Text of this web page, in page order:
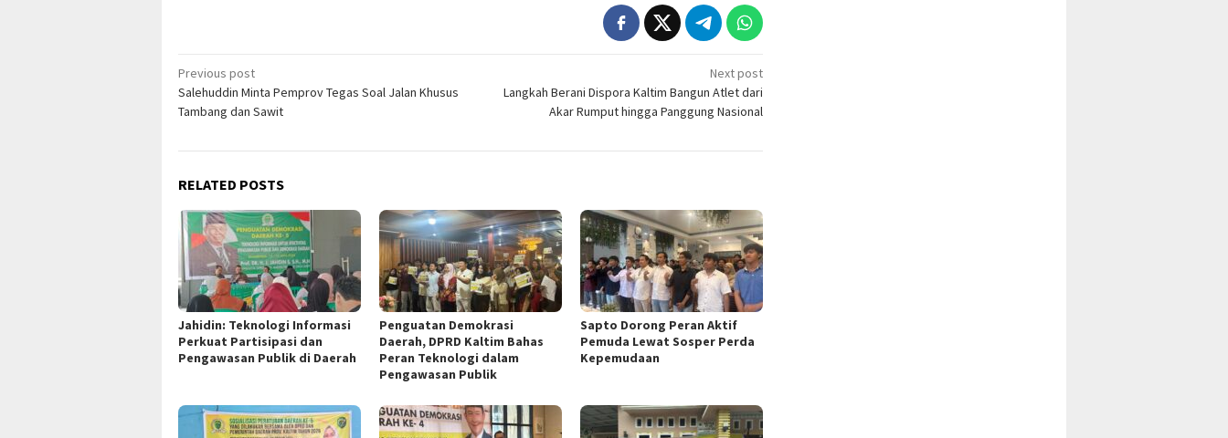
Post
navigation
Previous post
Salehuddin Minta Pemprov Tegas Soal Jalan Khusus
Tambang dan Sawit
Next post
Langkah Berani Dispora Kaltim Bangun Atlet dari
Akar Rumput hingga Panggung Nasional
RELATED POSTS
Jahidin: Teknologi Informasi
Perkuat Partisipasi dan
Pengawasan Publik di Daerah
Penguatan Demokrasi
Daerah, DPRD Kaltim Bahas
Peran Teknologi dalam
Pengawasan Publik
Sapto Dorong Peran Aktif
Pemuda Lewat Sosper Perda
Kepemudaan